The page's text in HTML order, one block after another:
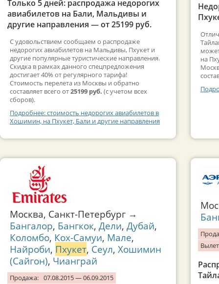
Только 5 дней: распродажа недорогих
авиабилетов на Бали, Мальдивы и
другие направления — от 25199 руб.
С удовольствием сообщаем о распродаже
недорогих авиабилетов на Мальдивы, Пхукет и
другие популярные туристические направления.
Скидка в рамках данного спецпредложения
достигает 40% от регулярного тарифа!
Стоимость перелета из Москвы и обратно
составляет всего от25199 руб. (с учетом всех
сборов).
Подробнее: стоимость недорогих авиабилетов в
Хошимин, на Пхукет, Бали и другие направления
Москва, Санкт-Петербург →
Бангалор, Бангкок, Дели, Дубай,
Коломбо, Кох-Самуи, Мале,
Найроби, Пхукет, Сеул, Хошимин
(Сайгон), Чианграй
Продажа: 07.08.2015 — 06.09.2015
на